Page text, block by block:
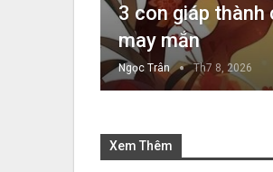
3 con giáp thành
may mắn
Ngọc Trân Th7 8, 2026
Xem Thêm